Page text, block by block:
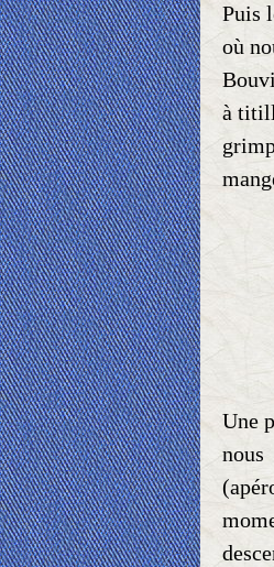
Puis
où
à
Une